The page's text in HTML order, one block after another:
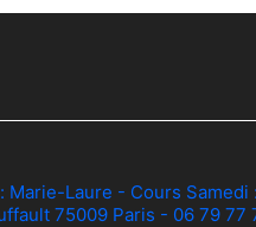
Marie-Laure - Cours Samedi :
75009 Paris - 06 79 77